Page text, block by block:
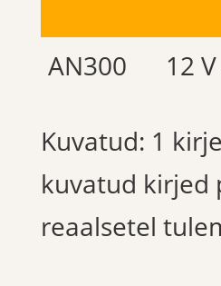
AN300 12
Kuvatud: 1
kuvatud kirjed
reaalsetel